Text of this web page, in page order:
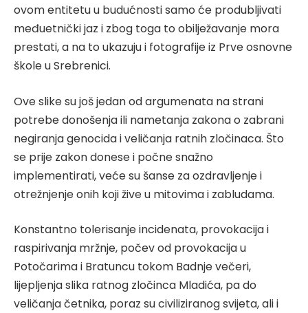
ovom entitetu u budućnosti samo će produbljivati
međuetnički jaz i zbog toga to obilježavanje mora
prestati, a na to ukazuju i fotografije iz Prve osnovne
škole u Srebrenici.
Ove slike su još jedan od argumenata na strani
potrebe donošenja ili nametanja zakona o zabrani
negiranja genocida i veličanja ratnih zločinaca. Što
se prije zakon donese i počne snažno
implementirati, veće su šanse za ozdravljenje i
otrežnjenje onih koji žive u mitovima i zabludama.
Konstantno tolerisanje incidenata, provokacija i
raspirivanja mržnje, počev od provokacija u
Potočarima i Bratuncu tokom Badnje večeri,
lijepljenja slika ratnog zločinca Mladića, pa do
veličanja četnika, poraz su civiliziranog svijeta, ali i